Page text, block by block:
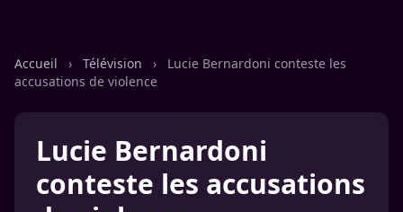
Accueil › Télévision ›
Lucie Bernardoni conteste les
accusations de violence
Lucie Bernardoni
conteste les accusations